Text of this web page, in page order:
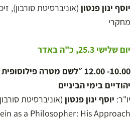
יוסף ינון פנטון (אוניברסיטת סורבון),
מחקרי
יום שלישי 25.3, כ"ה באדר
10.00- 12.00 ״לשם מטרה
יהודיים בימי הביניים
יו"ר: יוסף ינון פנטון (אוניברסיטת
as a Philosopher: His Approach